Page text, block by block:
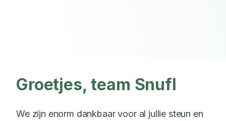
Groetjes, team Snufl
We zijn enorm dankbaar voor al jullie steun en